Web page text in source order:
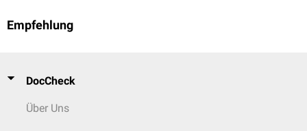
Empfehlung
DocCheck
Über Uns